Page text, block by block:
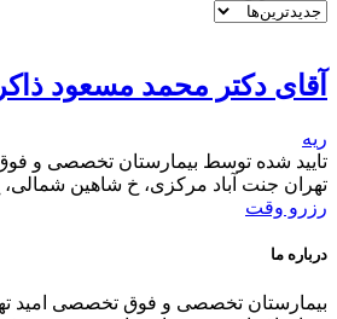
آقای دکتر محمد مسعود ذاکر
ریه
تایید شده توسط بیمارستان تخصصی و
تهران جنت آباد مرکزی، خ شاهین
رزرو وقت
درباره ما